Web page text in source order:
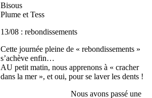
Bisous
Plume et Tess
13/08 : rebondissements
Cette journée pleine de « rebondissements »
s’achève enfin…
AU petit matin, nous apprenons à « cracher
dans la mer », et oui, pour se laver les dents !
Nous avons passé une